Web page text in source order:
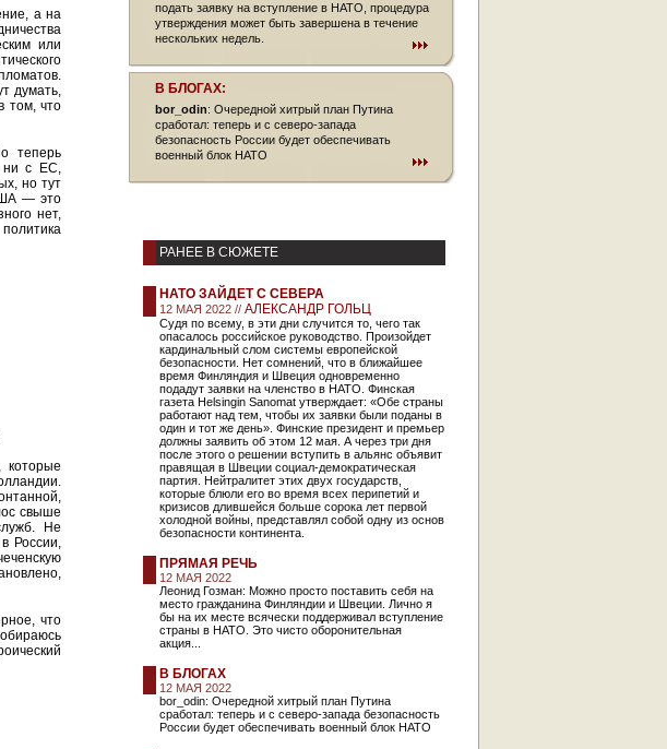
а на
или
думать,
том, что
теперь
ни с ЕС,
но тут
— это
нет,
которые
свыше
Не
России,
что
подать заявку на вступление в НАТО, процедура
утверждения может быть завершена в течение
нескольких недель.
В БЛОГАХ:
bor_odin: Очередной хитрый план Путина
сработал: теперь и с северо-запада
безопасность России будет обеспечивать
военный блок НАТО
РАНЕЕ В СЮЖЕТЕ
НАТО ЗАЙДЕТ С СЕВЕРА
12 МАЯ 2022 // АЛЕКСАНДР ГОЛЬЦ
Судя по всему, в эти дни случится то, чего так
опасалось российское руководство. Произойдет
кардинальный слом системы европейской
безопасности. Нет сомнений, что в ближайшее
время Финляндия и Швеция одновременно
подадут заявки на членство в НАТО. Финская
газета Helsingin Sanomat утверждает: «Обе страны
работают над тем, чтобы их заявки были поданы в
один и тот же день». Финские президент и премьер
должны заявить об этом 12 мая. А через три дня
после этого о решении вступить в альянс объявит
правящая в Швеции социал-демократическая
партия. Нейтралитет этих двух государств,
которые блюли его во время всех перипетий и
кризисов длившейся больше сорока лет первой
холодной войны, представлял собой одну из основ
безопасности континента.
ПРЯМАЯ РЕЧЬ
12 МАЯ 2022
Леонид Гозман: Можно просто поставить себя на
место гражданина Финляндии и Швеции. Лично я
бы на их месте всячески поддерживал вступление
страны в НАТО. Это чисто оборонительная
акция...
В БЛОГАХ
12 МАЯ 2022
bor_odin: Очередной хитрый план Путина
сработал: теперь и с северо-запада безопасность
России будет обеспечивать военный блок НАТО